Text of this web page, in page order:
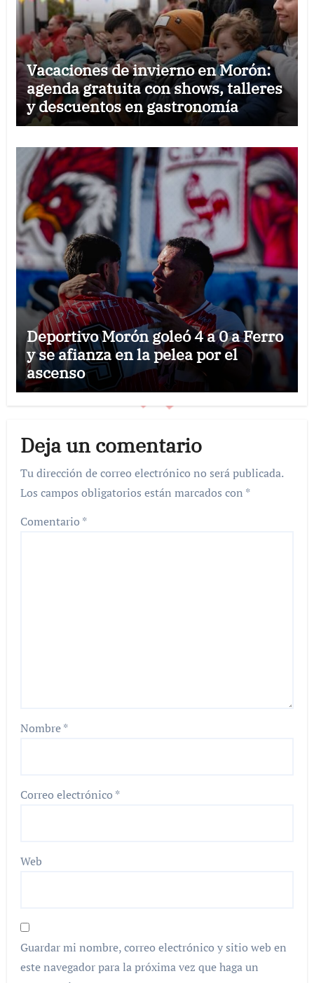
Vacaciones de invierno en Morón:
agenda gratuita con shows, talleres
y descuentos en gastronomía
Deportivo Morón goleó 4 a 0 a Ferro
y se afianza en la pelea por el
ascenso
Deja un comentario
Tu dirección de correo electrónico no será publicada.
Los campos obligatorios están marcados con *
Comentario *
Nombre*
Correo electrónico *
Web
Guardar mi nombre, correo electrónico y sitio web en
este navegador para la próxima vez que haga un